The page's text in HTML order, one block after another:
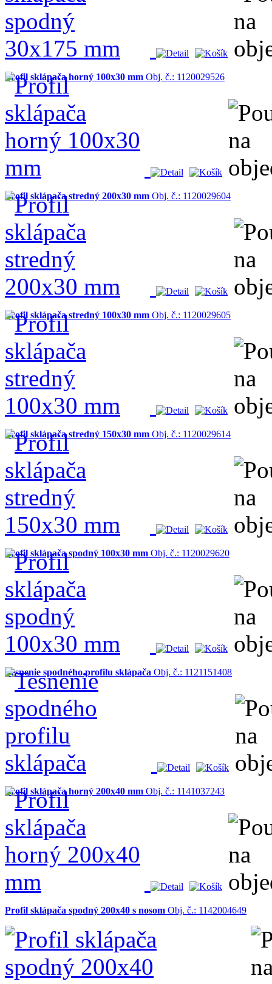
Profil sklápača horný 100x30 mm Obj. č.: 1120029526
Profil sklápača stredný 200x30 mm Obj. č.: 1120029604
Profil sklápača stredný 100x30 mm Obj. č.: 1120029605
Profil sklápača stredný 150x30 mm Obj. č.: 1120029614
Profil sklápača spodný 100x30 mm Obj. č.: 1120029620
Tesnenie spodného profilu sklápača Obj. č.: 1121151408
Profil sklápača horný 200x40 mm Obj. č.: 1141037243
Profil sklápača spodný 200x40 s nosom Obj. č.: 1142004649